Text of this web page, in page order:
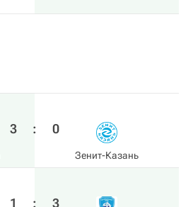
3 : 0
Зенит-Казань
1 : 3